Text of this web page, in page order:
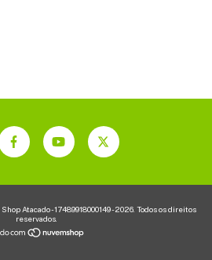
Atacado - 17489918000149 - 2026. Todos os direitos
reservados.